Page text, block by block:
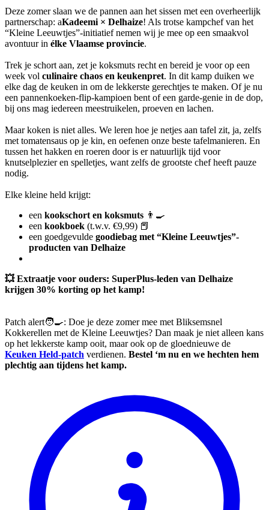
Deze zomer slaan we de pannen aan het sissen met een overheerlijk
partnerschap: aKadeemi × Delhaize! Als trotse kampchef van het
“Kleine Leeuwtjes”-initiatief nemen wij je mee op een smaakvol
avontuur in élke Vlaamse provincie.
Trek je schort aan, zet je koksmuts recht en bereid je voor op een
week vol culinaire chaos en keukenpret. In dit kamp duiken we
elke dag de keuken in om de lekkerste gerechtjes te maken. Of je nu
een pannenkoeken-flip-kampioen bent of een garde-genie in de dop,
bij ons mag iedereen meestruikelen, proeven en lachen.
Maar koken is niet alles. We leren hoe je netjes aan tafel zit, ja, zelfs
met tomatensaus op je kin, en oefenen onze beste tafelmanieren. En
tussen het hakken en roeren door is er natuurlijk tijd voor
knutselplezier en spelletjes, want zelfs de grootste chef heeft pauze
nodig.
Elke kleine held krijgt:
een kookschort en koksmuts 👨‍🍳
een kookboek (t.w.v. €9,99) 📕
een goedgevulde goodiebag met “Kleine Leeuwtjes”-
producten van Delhaize
💥 Extraatje voor ouders: SuperPlus-leden van Delhaize
krijgen 30% korting op het kamp!
Patch alert🧑‍🍳: Doe je deze zomer mee met Bliksemsnel
Kokkerellen met de Kleine Leeuwtjes? Dan maak je niet alleen kans
op het lekkerste kamp ooit, maar ook op de gloednieuwe de
Keuken Held-patch verdienen. Bestel ‘m nu en we hechten hem
plechtig aan tijdens het kamp.